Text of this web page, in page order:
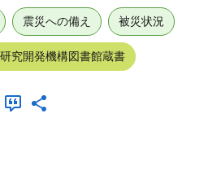
震災への備え 被災状況
究開発機構図書館蔵書